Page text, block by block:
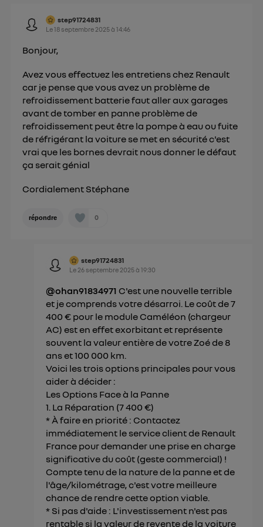
step91724831
Le18 septembre 2025à14:46
Bonjour,
Avez vous effectuez les entretiens chez Renault
car je pense que vous avez un problème de
refroidissement batterie faut aller aux garages
avant de tomber en panne problème de
refroidissement peut être la pompe à eau ou fuite
de réfrigérant la voiture se met en sécurité c'est
vrai que les bornes devrait nous donner le défaut
ça serait génial
Cordialement Stéphane
répondre 0
step91724831
Le 26 septembre 2025à19:30
@ohan91834971 C'est une nouvelle terrible
et je comprends votre désarroi. Le coût de 7
400 € pour le module Caméléon (chargeur
AC) est en effet exorbitant et représente
souvent la valeur entière de votre Zoé de 8
ans et 100 000 km.
Voici les trois options principales pour vous
aider à décider :
Les Options Face à la Panne
1. La Réparation (7 400 €)
* À faire en priorité : Contactez
immédiatement le service client de Renault
France pour demander une prise en charge
significative du coût (geste commercial) !
Compte tenu de la nature de la panne et de
l'âge/kilométrage, c'est votre meilleure
chance de rendre cette option viable.
* Si pas d'aide : L'investissement n'est pas
rentable si la valeur de revente de la voiture
personnelles d'Utiq